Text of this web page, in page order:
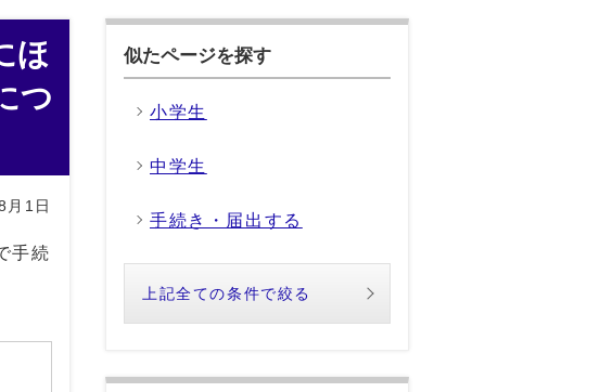
ほ
つ
月1日
手続
似たページを探す
小学生
中学生
手続き・届出する
上記全ての条件で絞る